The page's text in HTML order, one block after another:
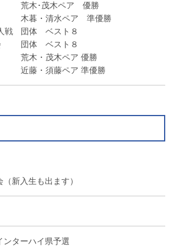
荒木･茂木ペア 優勝
木暮・清水ペア 準優勝
戦
団体 ベスト８
団体 ベスト８
荒木・茂木ペア 優勝
近藤・須藤ペア 準優勝
新入生も出ます）
ターハイ県予選